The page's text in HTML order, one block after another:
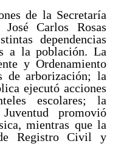
de la Secretaría
Carlos Rosas
dependencias
a la población. La
y Ordenamiento
de arborización; la
ejecutó acciones
escolares; la
promovió
mientras que la
Registro Civil y